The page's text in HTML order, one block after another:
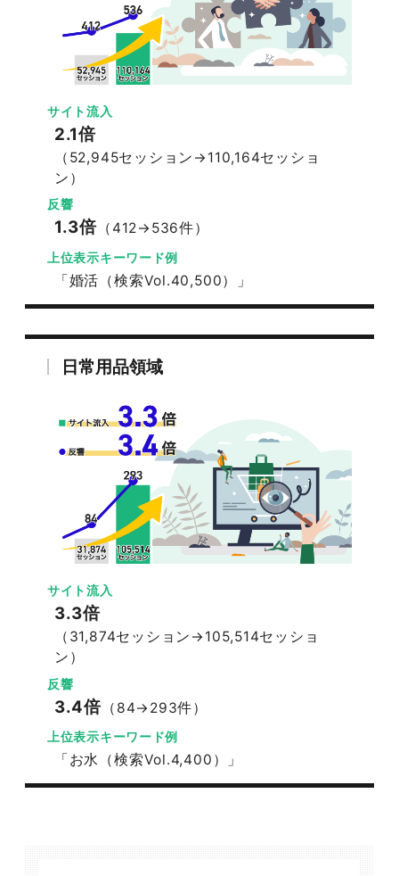
サイト流入
2.1倍
（52,945セッション→110,164セッショ
ン）
反響
1.3倍 （412→536件）
上位表示キーワード例
「婚活（検索Vol.40,500）」
日常用品領域
サイト流入
3.3倍
（31,874セッション→105,514セッショ
ン）
反響
3.4倍 （84→293件）
上位表示キーワード例
「お水（検索Vol.4,400）」